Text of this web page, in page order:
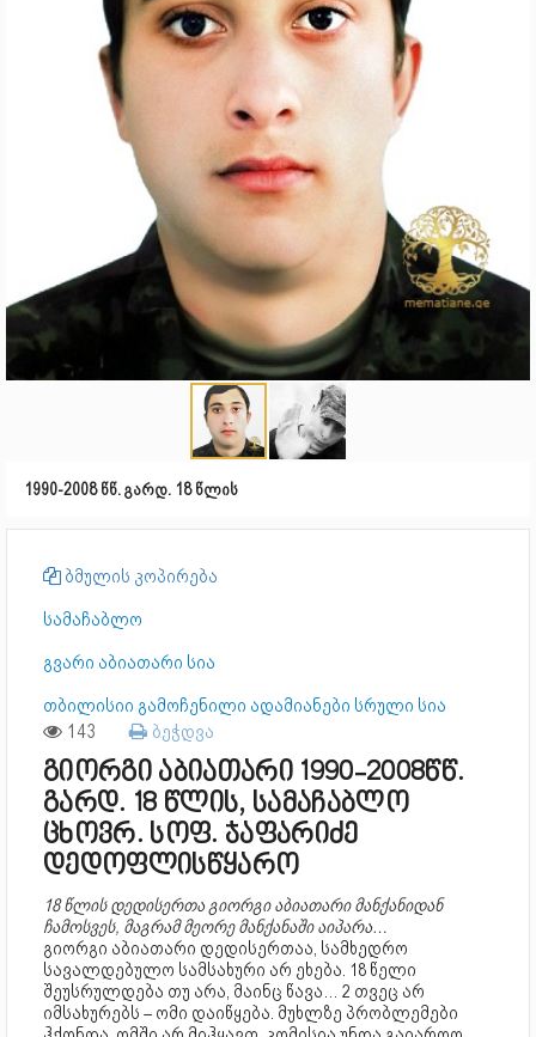
1990-2008 წწ. გარდ. 18 წლის
ბმულის კოპირება
სამაჩაბლო
გვარი აბიათარი სია
თბილისიი გამოჩენილი ადამიანები სრული სია
143 ბეჭდვა
გიორგი აბიათარი 1990-2008წწ.
გარდ. 18 წლის, სამაჩაბლო
ცხოვრ. სოფ. ჯაფარიძე
დედოფლისწყარო
18 წლის დედისერთა გიორგი აბიათარი მანქანიდან
ჩამოსვეს, მაგრამ მეორე მანქანაში აიპარა…
გიორგი აბიათარი დედისერთაა, სამხედრო
სავალდებულო სამსახური არ ეხება. 18 წელი
შეუსრულდება თუ არა, მაინც წავა… 2 თვეც არ
იმსახურებს – ომი დაიწყება. მუხლზე პრობლემები